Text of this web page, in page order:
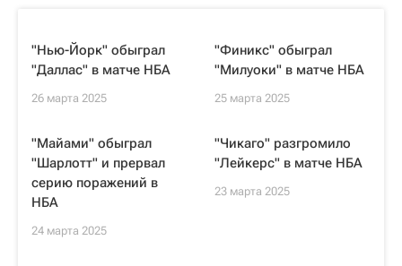
"Нью-Йорк" обыграл
"Даллас" в матче НБА
26 марта 2025
"Финикс" обыграл
"Милуоки" в матче НБА
25 марта 2025
"Майами" обыграл
"Шарлотт" и прервал
серию поражений в
НБА
24 марта 2025
"Чикаго" разгромило
"Лейкерс" в матче НБА
23 марта 2025